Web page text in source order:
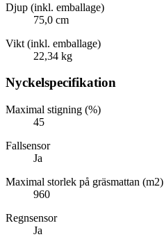
Djup (inkl. emballage)
75,0 cm
Vikt (inkl. emballage)
22,34 kg
Nyckelspecifikation
Maximal stigning (%)
45
Fallsensor
Ja
Maximal storlek på gräsmattan (m2)
960
Regnsensor
Ja